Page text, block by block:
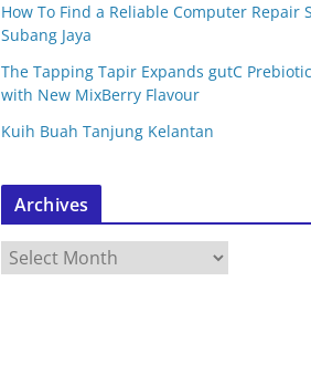
How To Find a Reliable Computer Repair
Subang Jaya
The Tapping Tapir Expands gutC
with New MixBerry Flavour
Kuih Buah Tanjung Kelantan
Archives
r